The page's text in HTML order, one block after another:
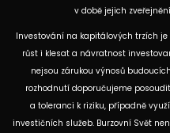
v době jejich
Investování na kapitálových trzích
růst i klesat a návratnost
nejsou zárukou výnosů
rozhodnutí doporučujeme
a toleranci k riziku, případně
investičních služeb. Burzovní Svět